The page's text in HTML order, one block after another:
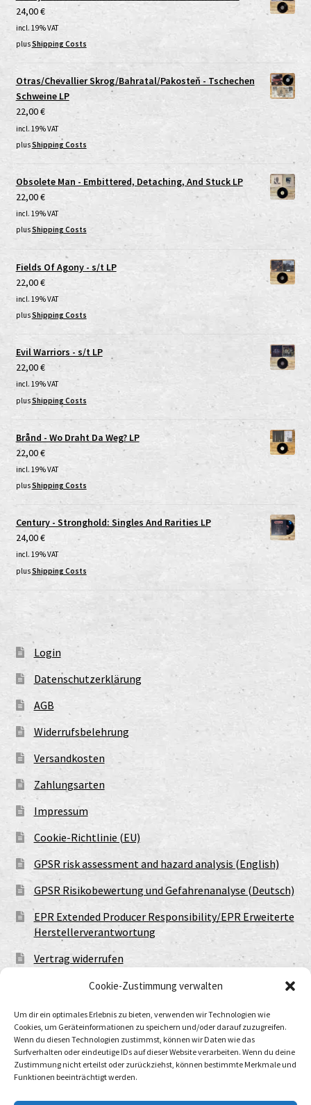
Cookie-Zustimmung verwalten
Um dir ein optimales Erlebnis zu bieten, verwenden wir Technologien wie
Cookies, um Geräteinformationen zu speichern und/oder darauf zuzugreifen.
Wenn du diesen Technologien zustimmst, können wir Daten wie das
Surfverhalten oder eindeutige IDs auf dieser Website verarbeiten. Wenn du deine
Zustimmung nicht erteilst oder zurückziehst, können bestimmte Merkmale und
Funktionen beeinträchtigt werden.
24,00€
incl. 19% VAT
plusShipping Costs
Otras/Chevallier Skrog/Bahratal/Pakosteň - Tschechen
Schweine LP
22,00€
incl. 19% VAT
plusShipping Costs
Obsolete Man - Embittered, Detaching, And Stuck LP
22,00€
incl. 19% VAT
plusShipping Costs
Fields Of Agony - s/t LP
22,00€
incl. 19% VAT
plusShipping Costs
Evil Warriors - s/t LP
22,00€
incl. 19% VAT
plusShipping Costs
Brånd - Wo Draht Da Weg? LP
22,00€
incl. 19% VAT
plusShipping Costs
Century - Stronghold: Singles And Rarities LP
24,00€
incl. 19% VAT
plusShipping Costs
Login
Datenschutzerklärung
AGB
Widerrufsbelehrung
Versandkosten
Zahlungsarten
Impressum
Cookie-Richtlinie (EU)
GPSR risk assessment and hazard analysis (English)
GPSR Risikobewertung und Gefahrenanalyse (Deutsch)
EPR Extended Producer Responsibility/EPR Erweiterte
Herstellerverantwortung
Vertrag widerrufen